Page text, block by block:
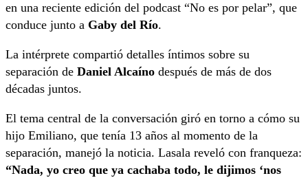
en una reciente edición del podcast “No es por pelar”, que
conduce junto a Gaby del Río.
La intérprete compartió detalles íntimos sobre su
separación de Daniel Alcaíno después de más de dos
décadas juntos.
El tema central de la conversación giró en torno a cómo su
hijo Emiliano, que tenía 13 años al momento de la
separación, manejó la noticia. Lasala reveló con franqueza:
“Nada, yo creo que ya cachaba todo, le dijimos ‘nos